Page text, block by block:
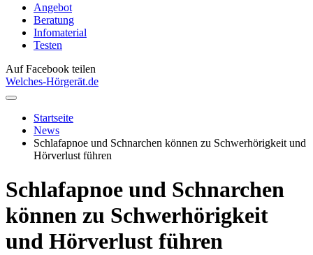
Angebot
Beratung
Infomaterial
Testen
Auf Facebook teilen
Welches-Hörgerät.de
Startseite
News
Schlafapnoe und Schnarchen können zu Schwerhörigkeit und
Hörverlust führen
Schlafapnoe und Schnarchen
können zu Schwerhörigkeit
und Hörverlust führen